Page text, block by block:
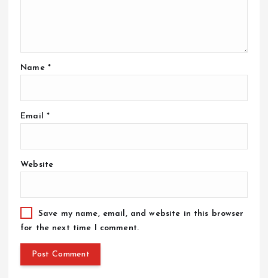
Name *
Email *
Website
Save my name, email, and website in this browser
for the next time I comment.